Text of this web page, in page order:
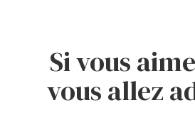
Si vous
vous allez